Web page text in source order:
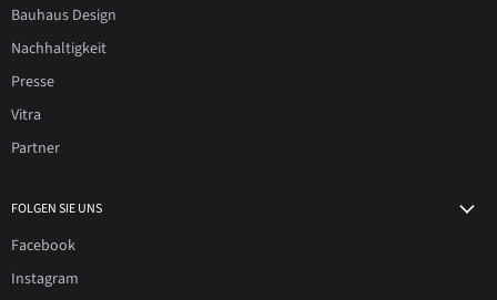
Bauhaus Design
Nachhaltigkeit
Presse
Vitra
Partner
FOLGEN SIE UNS
Facebook
Instagram